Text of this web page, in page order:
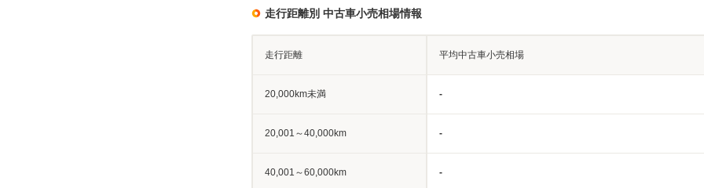
走行距離別 中古車小売相場情報
走行距離 平均中古車小売相場
20,000km未満 -
20,001～40,000km -
40,001～60,000km -